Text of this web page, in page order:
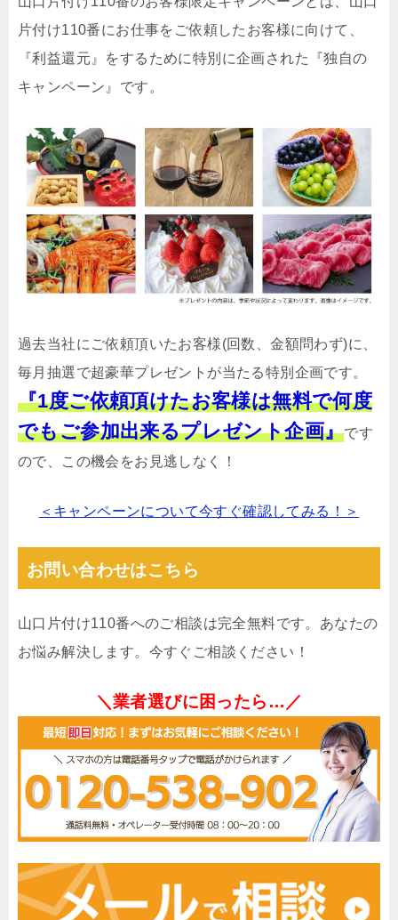
片付け110番にお仕事をご依頼したお客様に向けて、
『利益還元』をするために特別に企画された『独自の
キャンペーン』です。
過去当社にご依頼頂いたお客様(回数、金額問わず)に、
毎月抽選で超豪華プレゼントが当たる特別企画です。
『1度ご依頼頂けたお客様は無料で何度
でもご参加出来るプレゼント企画』です
ので、この機会をお見逃しなく！
＜キャンペーンについて今すぐ確認してみる！＞
お問い合わせはこちら
山口片付け110番へのご相談は完全無料です。あなたの
お悩み解決します。今すぐご相談ください！
＼業者選びに困ったら…／